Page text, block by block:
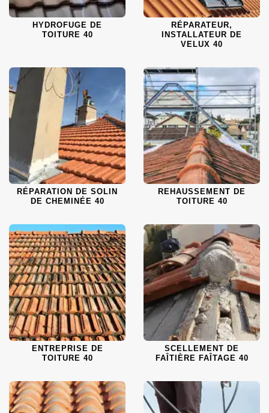
HYDROFUGE DE
TOITURE 40
RÉPARATEUR,
INSTALLATEUR DE
VELUX 40
RÉPARATION DE SOLIN
DE CHEMINÉE 40
REHAUSSEMENT DE
TOITURE 40
ENTREPRISE DE
TOITURE 40
SCELLEMENT DE
FAÎTIÈRE FAÎTAGE 40